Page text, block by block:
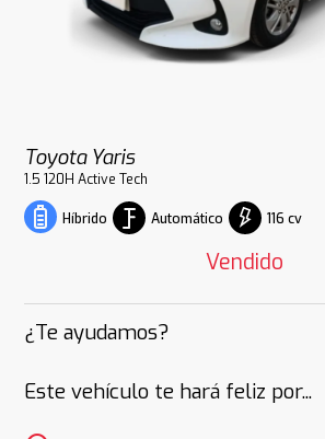
Toyota Yaris
1.5 120H Active Tech
Híbrido Automático 116 cv
Vendido
¿Te ayudamos?
Este vehículo te hará feliz por...